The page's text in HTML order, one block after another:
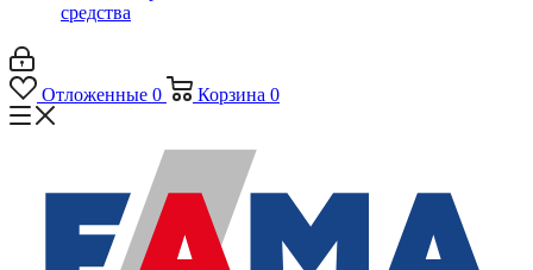
средства
Отложенные 0 Корзина 0